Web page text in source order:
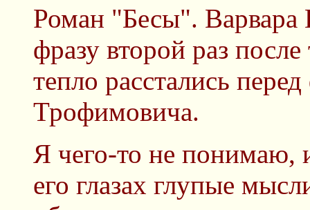
Роман "Бесы". Варвара
фразу второй раз
тепло расстались
Трофимовича.
Я чего-то не понимаю,
его глазах глупые